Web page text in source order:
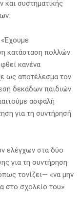
και συστηματικής
κατάσταση πολλών
κανένα
ως αποτέλεσμα τον
δεκάδων παιδιών
ασφαλή
για τη συντήρησή
ελέγχων στα δύο
για τη συντήρηση
τονίζει— «να μην
στο σχολείο του».